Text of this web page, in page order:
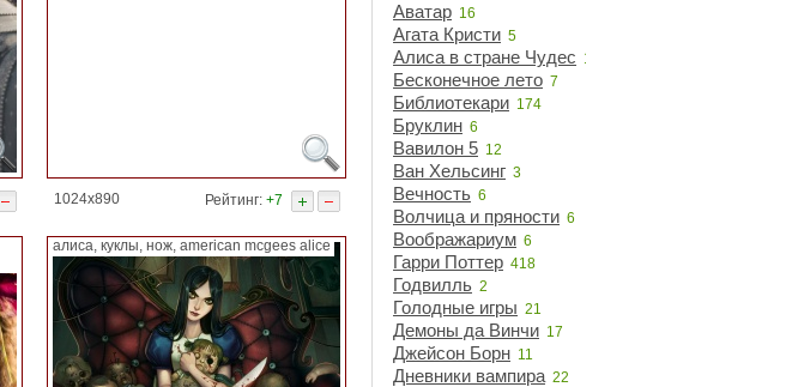
Аватар 16
Агата Кристи 5
Алиса в стране Чудес 18
Бесконечное лето 7
Библиотекари 174
Бруклин 6
Вавилон 5 12
Ван Хельсинг 3
Вечность 6
Волчица и пряности 6
Воображариум 6
Гарри Поттер 418
Годвилль 2
Голодные игры 21
Демоны да Винчи 17
Джейсон Борн 11
Дневники вампира 22
1024x890 Рейтинг: +7
алиса, куклы, нож, american mcgees alice